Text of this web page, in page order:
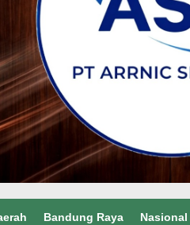
Bandung Raya Nasional